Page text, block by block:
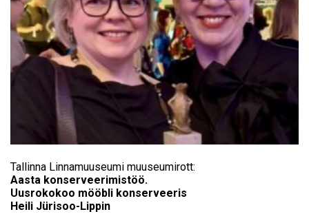
Tallinna Linnamuuseumi muuseumirott:
Aasta konserveerimistöö.
Uusrokokoo mööbli konserveeris
Heili Jürisoo-Lippin